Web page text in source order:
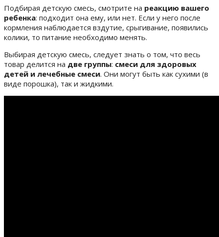
Подбирая детскую смесь, смотрите на реакцию вашего
ребенка: подходит она ему, или нет. Если у него после
кормления наблюдается вздутие, срыгивание, появились
колики, то питание необходимо менять.
Выбирая детскую смесь, следует знать о том, что весь
товар делится на две группы: смеси для здоровых
детей и лечебные смеси. Они могут быть как сухими (в
виде порошка), так и жидкими.